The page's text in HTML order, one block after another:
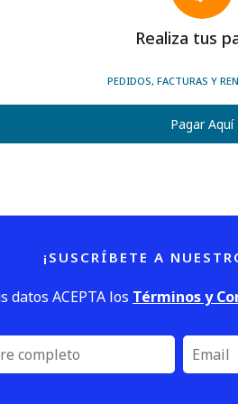
Realiza tus
PEDIDOS, FACTURAS Y
Pagar Aquí
¡SUSCRÍBETE A
datos ACEPTA los Términos y